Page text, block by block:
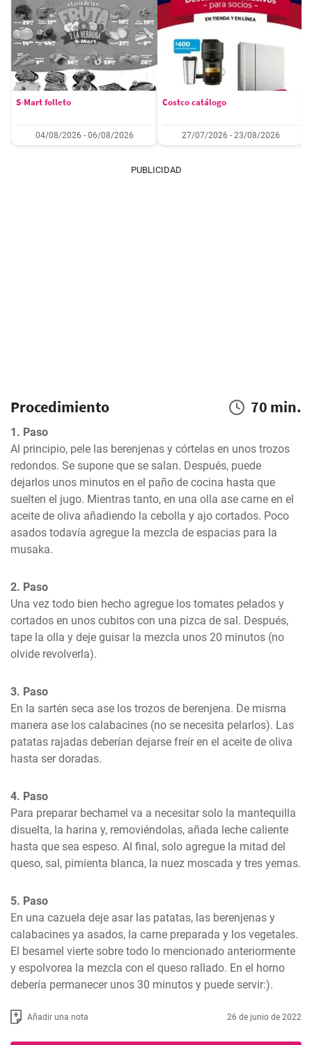
S-Mart folleto
04/08/2026 - 06/08/2026
Costco catálogo
27/07/2026 - 23/08/2026
PUBLICIDAD
Procedimiento 70 min.
1. Paso
Al principio, pele las berenjenas y córtelas en unos trozos
redondos. Se supone que se salan. Después, puede
dejarlos unos minutos en el paño de cocina hasta que
suelten el jugo. Mientras tanto, en una olla ase carne en el
aceite de oliva añadiendo la cebolla y ajo cortados. Poco
asados todavía agregue la mezcla de espacias para la
musaka.
2. Paso
Una vez todo bien hecho agregue los tomates pelados y
cortados en unos cubitos con una pizca de sal. Después,
tape la olla y deje guisar la mezcla unos 20 minutos (no
olvide revolverla).
3. Paso
En la sartén seca ase los trozos de berenjena. De misma
manera ase los calabacines (no se necesita pelarlos). Las
patatas rajadas deberían dejarse freír en el aceite de oliva
hasta ser doradas.
4. Paso
Para preparar bechamel va a necesitar solo la mantequilla
disuelta, la harina y, removiéndolas, añada leche caliente
hasta que sea espeso. Al final, solo agregue la mitad del
queso, sal, pimienta blanca, la nuez moscada y tres yemas.
5. Paso
En una cazuela deje asar las patatas, las berenjenas y
calabacines ya asados, la carne preparada y los vegetales.
El besamel vierte sobre todo lo mencionado anteriormente
y espolvorea la mezcla con el queso rallado. En el horno
debería permanecer unos 30 minutos y puede servir:).
Añadir una nota 26 de junio de 2022